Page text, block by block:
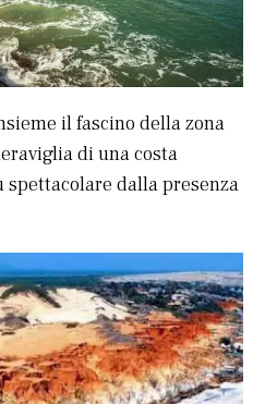
il fascino della zona
di una costa
dalla presenza